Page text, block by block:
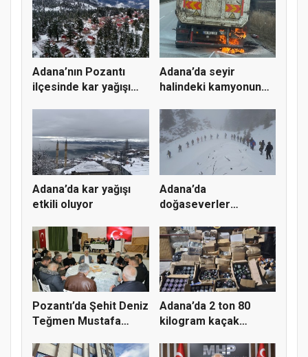
Adana’nın Pozantı
ilçesinde kar yağışı
Adana’da seyir
halindeki kamyonun
Adana’da kar yağışı
etkili oluyor
Adana’da
doğaseverler
Yaylası’nda...
Pozantı’da Şehit Deniz
Teğmen Mustafa
Adana’da 2 ton 80
kilogram kaçak